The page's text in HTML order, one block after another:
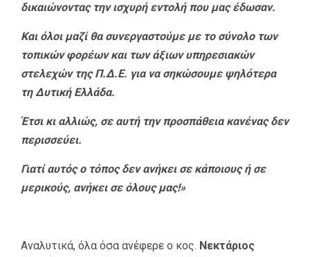
δικαιώνοντας την ισχυρή εντολή που μας έδωσαν.
Και όλοι μαζί θα συνεργαστούμε με το σύνολο των
τοπικών φορέων και των άξιων υπηρεσιακών
στελεχών της Π.Δ.Ε. για να σηκώσουμε ψηλότερα
τη Δυτική Ελλάδα.
Έτσι κι αλλιώς, σε αυτή την προσπάθεια κανένας δεν
περισσεύει.
Γιατί αυτός ο τόπος δεν ανήκει σε κάποιους ή σε
μερικούς, ανήκει σε όλους μας!»
Αναλυτικά, όλα όσα ανέφερε ο κος. Νεκτάριος